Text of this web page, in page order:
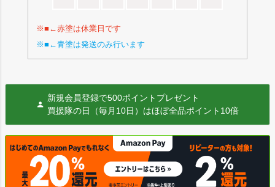
※■←赤塗は休業日です
※■←青塗は発送のみ行います
新規会員登録で500ポイントプレゼント
買援隊の日（毎月10日）はほぼ全品ポイント10倍